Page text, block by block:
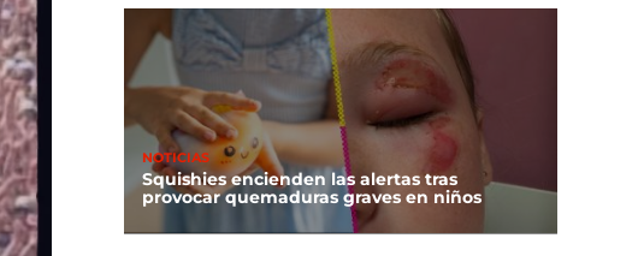
NOTICIAS
Squishies encienden las alertas tras
provocar quemaduras graves en niños